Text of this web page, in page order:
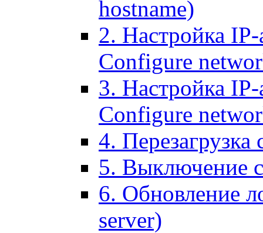
hostname)
2. Настройка IP-
Configure
3. Настройка
Configure
4. Перезагрузка
5. Выключение
6. Обновление
server)